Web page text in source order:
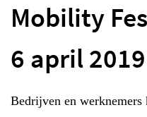
Mobility
6 april
Bedrijven en werknemers